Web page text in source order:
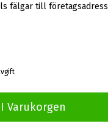
fälgar till företagsadress
Varukorgen